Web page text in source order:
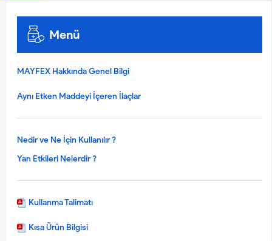
Menü
MAYFEX Hakkında Genel Bilgi
Aynı Etken Maddeyi İçeren İlaçlar
Nedir ve Ne İçin Kullanılır ?
Yan Etkileri Nelerdir ?
Kullanma Talimatı
Kısa Ürün Bilgisi